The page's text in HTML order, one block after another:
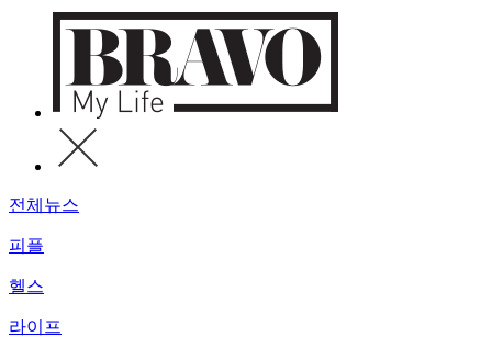
전체뉴스
피플
헬스
라이프